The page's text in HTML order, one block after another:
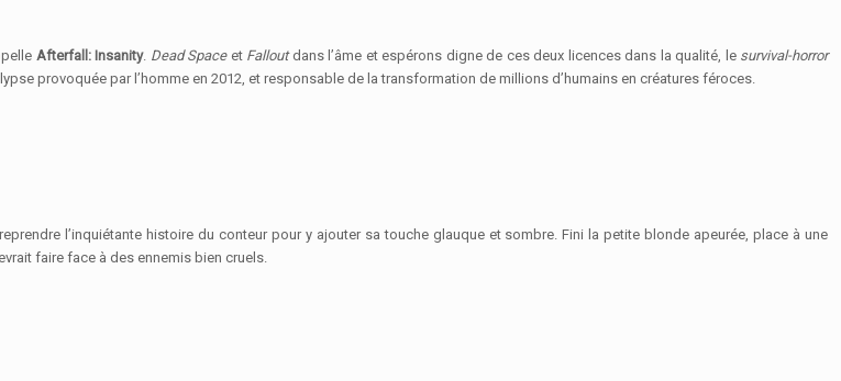
Afterfall: Insanity. Dead Spaceet Fallout dans l’âme et espérons digne de ces deux licences dans la qualité, le survival-horror
provoquée par l’homme en 2012, et responsable de la transformation de millions d’humains en créatures féroces.
l’inquiétante histoire du conteur pour y ajouter sa touche glauque et sombre. Fini la petite blonde apeurée, place à une
faire face à des ennemis bien cruels.